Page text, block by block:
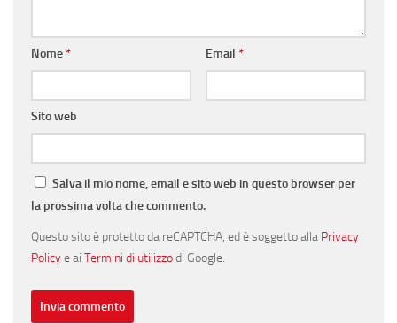
Nome* Email *
Sito web
Salva il mio nome, email e sito web in questo browser per
la prossima volta che commento.
Questo sito è protetto da reCAPTCHA, ed è soggetto alla Privacy
Policye ai Termini di utilizzodi Google.